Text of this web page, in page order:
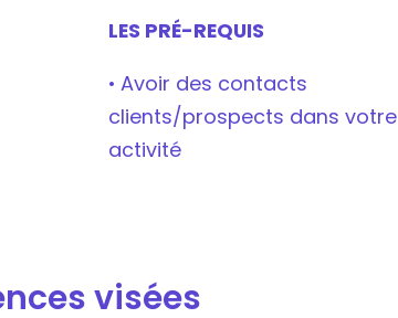
LES PRÉ-REQUIS
• Avoir des contacts
clients/prospects dans votre
activité
visées